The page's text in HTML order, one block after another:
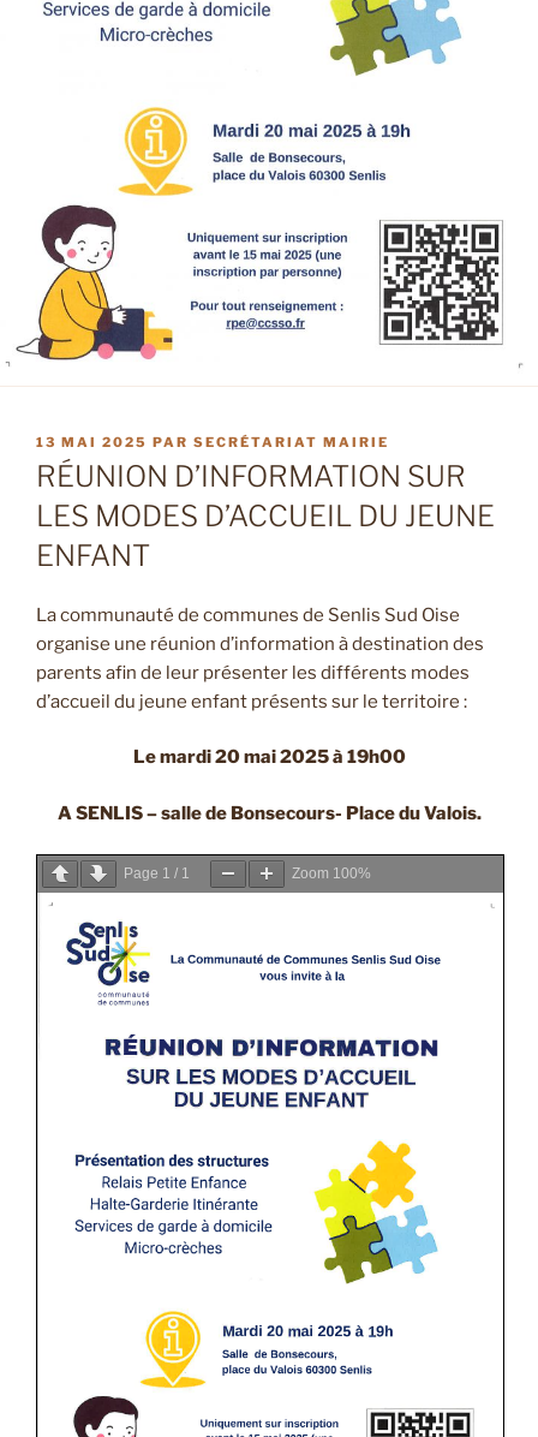
PUBLIÉ
LE
13 MAI 2025 PAR SECRÉTARIAT MAIRIE
RÉUNION D’INFORMATION SUR
LES MODES D’ACCUEIL DU JEUNE
ENFANT
La communauté de communes de Senlis Sud Oise
organise une réunion d’information à destination des
parents afin de leur présenter les différents modes
d’accueil du jeune enfant présents sur le territoire :
Le mardi 20 mai 2025 à 19h00
A SENLIS – salle de Bonsecours- Place du Valois.
Page 1 / 1 Zoom 100%